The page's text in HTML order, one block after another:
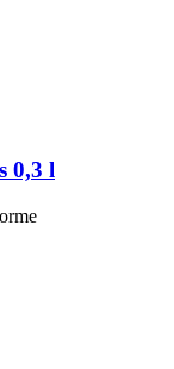
0,3 l